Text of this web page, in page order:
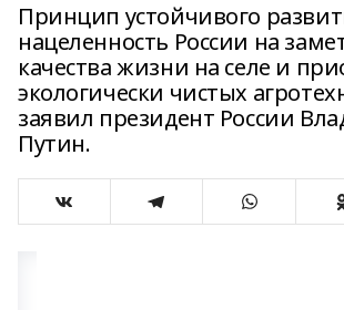
Принцип устойчивого
нацеленность России на
качества жизни на селе и
экологически чистых
заявил президент России
Путин.